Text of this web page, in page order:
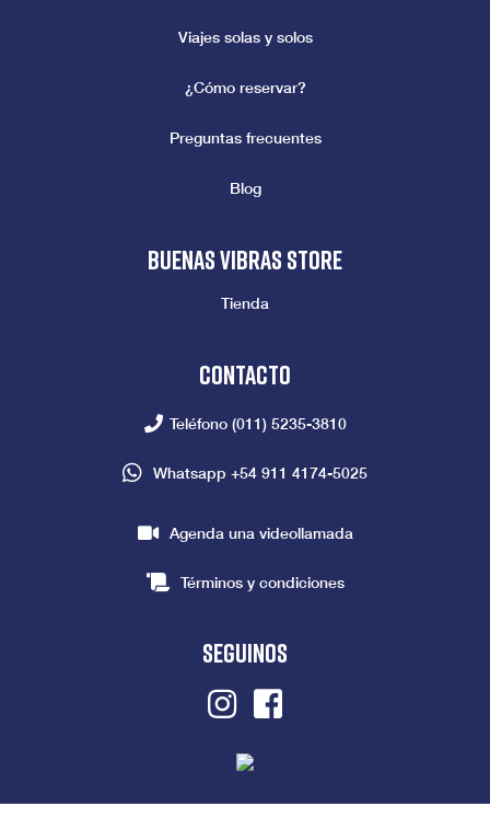
Viajes solas y solos
¿Cómo reservar?
Preguntas frecuentes
Blog
Buenas vibras store
Tienda
Contacto
Teléfono (011) 5235-3810
Whatsapp +54 911 4174-5025
Agenda una videollamada
Términos y condiciones
seguinos
InstagramFacebook